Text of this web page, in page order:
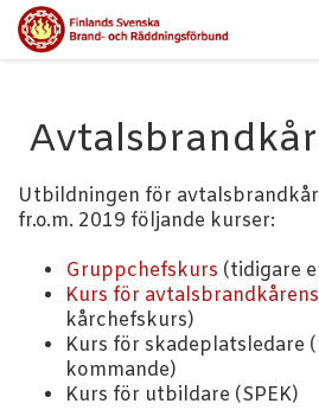
Utbildningen för
fr.o.m. 2019 följande kurser:
Gruppchefskurs (tidigare
Kurs för
kårchefskurs)
Kurs för skadeplatsledare
kommande)
Kurs för utbildare (SPEK)